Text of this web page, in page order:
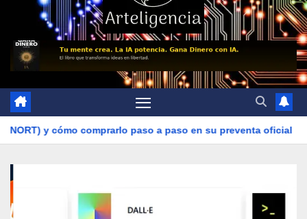
comprarlo paso a paso en su preventa oficial La IA